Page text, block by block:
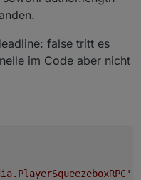
false tritt es
im Code aber nicht